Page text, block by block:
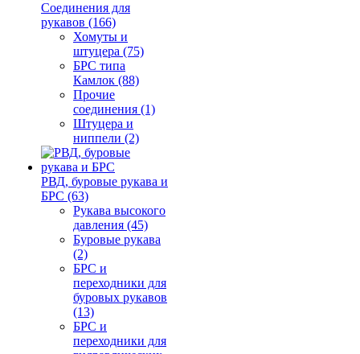
Соединения для
рукавов (166)
Хомуты и
штуцера (75)
БРС типа
Камлок (88)
Прочие
соединения (1)
Штуцера и
ниппели (2)
РВД, буровые рукава и
БРС (63)
Рукава высокого
давления (45)
Буровые рукава
(2)
БРС и
переходники для
буровых рукавов
(13)
БРС и
переходники для